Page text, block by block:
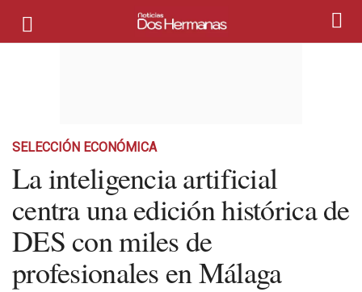
SELECCIÓN ECONÓMICA
La inteligencia artificial
centra una edición histórica de
DES con miles de
profesionales en Málaga